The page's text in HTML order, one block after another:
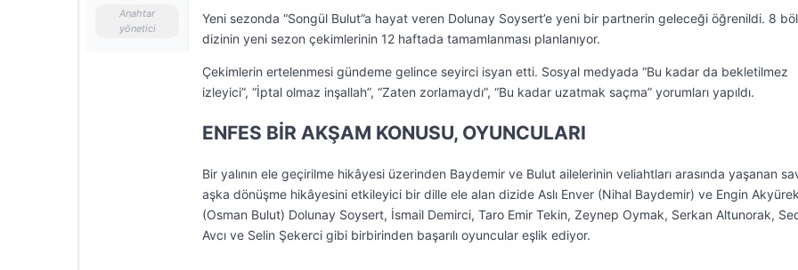
Anahtar
yönetici
Yeni sezonda “Songül Bulut”a hayat veren Dolunay Soysert’e yeni bir partnerin geleceği öğrenildi. 8
dizinin yeni sezon çekimlerinin 12 haftada tamamlanması planlanıyor.
Çekimlerin ertelenmesi gündeme gelince seyirci isyan etti. Sosyal medyada “Bu kadar da bekletilmez
izleyici”, “İptal olmaz inşallah”, “Zaten zorlamaydı”, “Bu kadar uzatmak saçma” yorumları yapıldı.
ENFES BİR AKŞAM KONUSU, OYUNCULARI
Bir yalının ele geçirilme hikâyesi üzerinden Baydemir ve Bulut ailelerinin veliahtları arasında yaşanan
aşka dönüşme hikâyesini etkileyici bir dille ele alan dizide Aslı Enver (Nihal Baydemir) ve Engin
(Osman Bulut) Dolunay Soysert, İsmail Demirci, Taro Emir Tekin, Zeynep Oymak, Serkan Altunorak,
Avcı ve Selin Şekerci gibi birbirinden başarılı oyuncular eşlik ediyor.